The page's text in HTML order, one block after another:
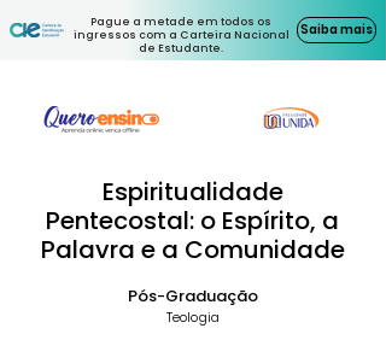
Pague a metade em todos os
ingressos com a Carteira Nacional
de Estudante.
Saiba mais
Espiritualidade
Pentecostal: o Espírito, a
Palavra e a Comunidade
Pós-Graduação
Teologia